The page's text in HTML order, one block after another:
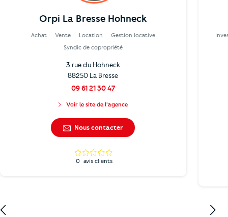
Orpi La Bresse Hohneck
Achat Vente Location
Gestion locative
Syndic de copropriété
3 rue du Hohneck
88250 La Bresse
09 61 21 30 47
Voir le site de l'agence
Nous contacter
0 avis clients